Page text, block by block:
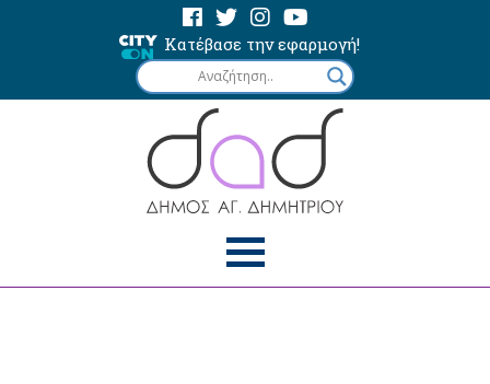
Κατέβασε την εφαρμογή!